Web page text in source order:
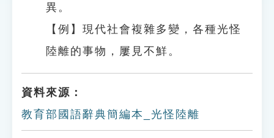
異。
【例】現代社會複雜多變，各種光怪
陸離的事物，屢見不鮮。
資料來源：
教育部國語辭典簡編本_光怪陸離